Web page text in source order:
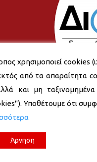
χρησιμοποιεί cookies
από τα απαραίτητα
και μη
Υποθέτουμε ότι
Άρνηση